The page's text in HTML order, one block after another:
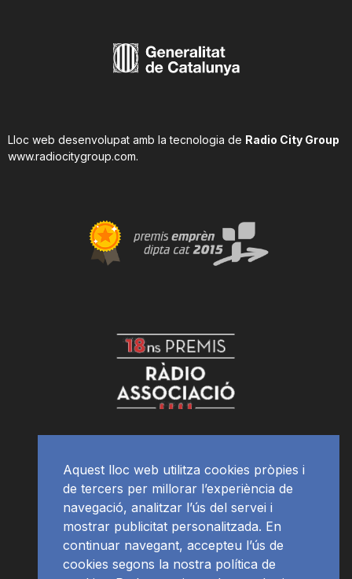
Lloc web desenvolupat amb la tecnologia de Radio City Group
www.radiocitygroup.com.
Aquest lloc web utilitza cookies pròpies i
de tercers per millorar l’experiència de
navegació, analitzar l’ús del servei i
mostrar publicitat personalitzada. En
continuar navegant, accepteu l’ús de
cookies segons la nostra política de